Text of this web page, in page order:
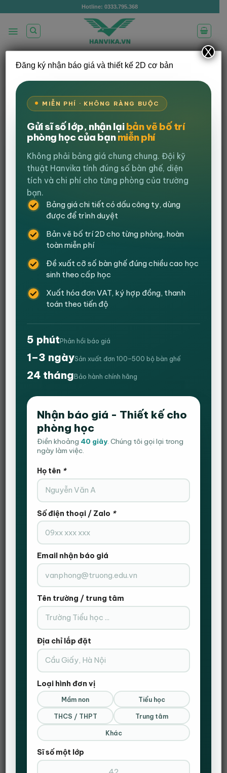
qua
dung
Hotline: 0333.795.368
TRANG CHỦ / BÀN VĂN PHÒNG / BÀN GIÁM ĐỐC
Bàn giám đốc không hộc tủ HVK_BGD02
1,600,000₫
Giá
là:
1,600,000 ₫.
1,450,000₫Giá
hiện
tại
1,450,000 ₫.
Kích thước: Dài 1400(cm) – Rộng 700(cm) – Cao 750(cm)
Chất liệu: Gỗ công nghiệp MDF sơn PU
Màu sắc bàn đa dạng, nhiều lựa chọn màu sắc để phù hợp
mọi không gian.
Độ mới: Mới 100% chưa qua sử dụng.
Bảo hành 12 tháng
Bàn giám đốc không hộc tủ HVK_BGD02 số lượng
Gọi Điện Xác Nhận Và Giao Hàng Tận Nơi
Đăng ký nhận báo giá và thiết kế 2D cơ bản
MIỄN PHÍ · KHÔNG RÀNG BUỘC
Gửi sĩ số lớp, nhận lạibản vẽ bố trí
phòng học của bạnmiễn phí
Không phải bảng giá chung chung. Đội kỹ
thuật Hanvika tính đúng số bàn ghế, diện
tích và chi phí cho từng phòng của trường
bạn.
Bảng giá chi tiết có dấu công ty, dùng
được để trình duyệt
Bản vẽ bố trí 2D cho từng phòng, hoàn
toàn miễn phí
Đề xuất cỡ số bàn ghế đúng chiều cao học
sinh theo cấp học
Xuất hóa đơn VAT, ký hợp đồng, thanh
toán theo tiến độ
5 phútPhản hồi báo giá
1–3 ngàySản xuất đơn 100–500 bộ bàn ghế
24 thángBảo hành chính hãng
Nhận báo giá - Thiết kế cho
phòng học
Điền khoảng 40 giây. Chúng tôi gọi lại trong
ngày làm việc.
Họ tên *
Số điện thoại / Zalo *
Email nhận báo giá
Tên trường / trung tâm
Địa chỉ lắp đặt
Loại hình đơn vị
Mầm non Tiểu học
THCS / THPT Trung tâm
Khác
Sĩ số một lớp
X